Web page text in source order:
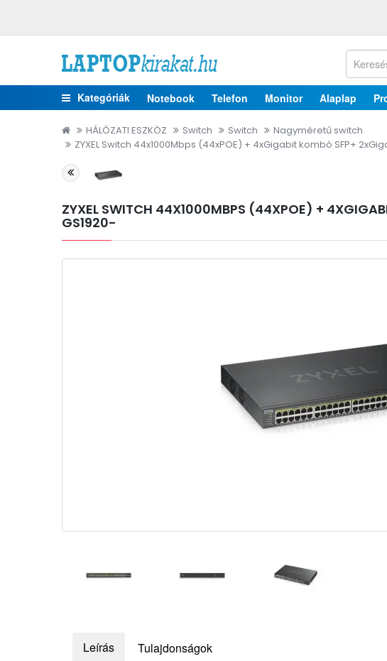
Kategóriák Notebook Telefon Monitor Alaplap
HÁLÓZATI ESZKÖZ Switch Switch
Nagyméretű switch
ZYXEL Switch 44x1000Mbps (44xPOE) + 4xGigabit kombó SFP+
ZYXEL SWITCH 44X1000MBPS (44XPOE) +
GS1920-
Leírás Tulajdonságok